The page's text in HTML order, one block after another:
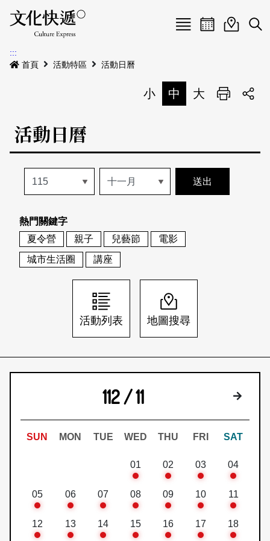
Menu
最新公告
本期專題
歷史專題
活動特區
活動列表
地圖搜尋
關於我們
關於我們
刊物索取地點
會員基本資料
刊登活動
網站導覽 English
日本語 登入/註冊
活動日曆活動地圖
展
:::
首頁
活動特區 活動日曆
小 中 大 列印
活動日曆
熱門關鍵字
夏令營
親子 兒藝節
電影
城市生活圈
講座
活動列表 地圖搜尋
112 / 11 下個月
SUN MON TUE WED THU FRI SAT
01 02 03 04
05 06 07 08 09 10 11
12 13 14 15 16 17 18